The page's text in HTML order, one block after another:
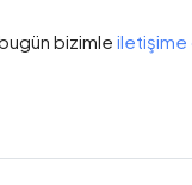
bizimle iletişime